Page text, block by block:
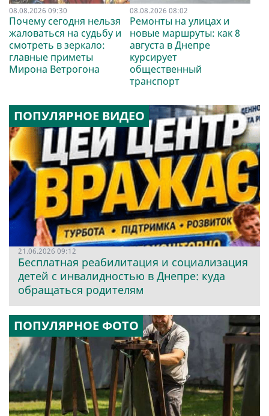
08.08.2026 09:30
Почему сегодня нельзя
жаловаться на судьбу и
смотреть в зеркало:
главные приметы
Мирона Ветрогона
08.08.2026 08:02
Ремонты на улицах и
новые маршруты: как 8
августа в Днепре
курсирует
общественный
транспорт
ПОПУЛЯРНОЕ ВИДЕО
21.06.2026 09:12
Бесплатная реабилитация и социализация
детей с инвалидностью в Днепре: куда
обращаться родителям
ПОПУЛЯРНОЕ ФОТО